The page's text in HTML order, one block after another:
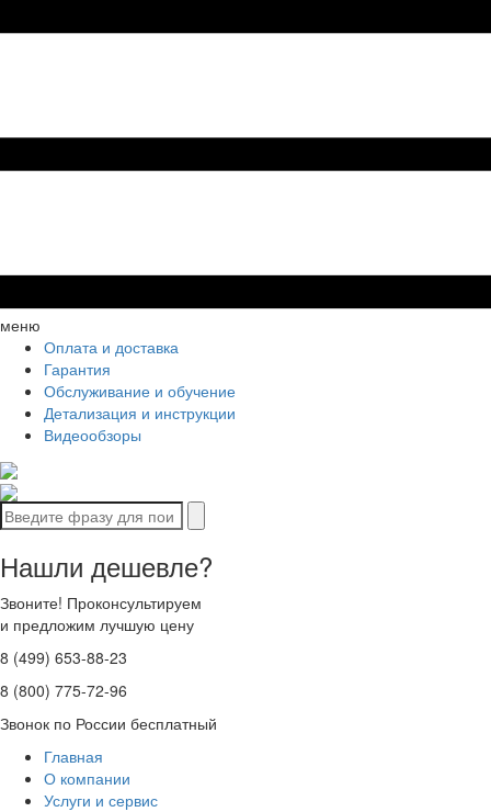
меню
Оплата и доставка
Гарантия
Обслуживание и обучение
Детализация и инструкции
Видеообзоры
Нашли дешевле?
Звоните! Проконсультируем
и предложим лучшую цену
8 (499) 653-88-23
8 (800) 775-72-96
Звонок по России бесплатный
Главная
О компании
Услуги и сервис